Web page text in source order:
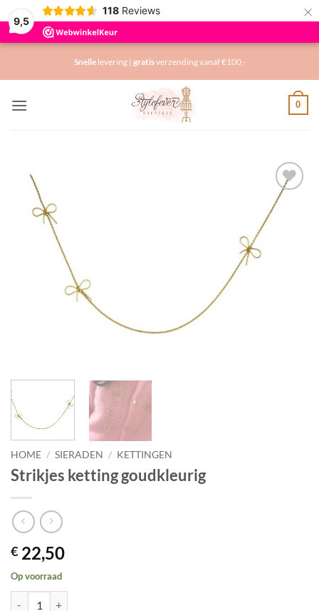
9,5
118 Reviews ×
Snellelevering | gratisverzending vanaf €100,-
0
Toevoegen
aan
verlanglijst
HOME / SIERADEN / KETTINGEN
Strikjes ketting goudkleurig
€ 22,50
Op voorraad